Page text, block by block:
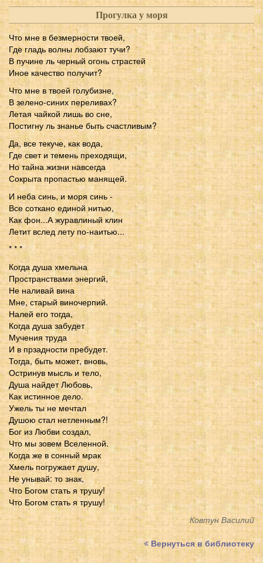
Прогулка у моря
Что мне в безмерности твоей,
Где гладь волны лобзают тучи?
В пучине ль черный огонь страстей
Иное качество получит?
Что мне в твоей голубизне,
В зелено-синих переливах?
Летая чайкой лишь во сне,
Постигну ль знанье быть счастливым?
Да, все текуче, как вода,
Где свет и темень преходящи,
Но тайна жизни навсегда
Сокрыта пропастью манящей.
И неба синь, и моря синь -
Все соткано единой нитью,
Как фон...А журавлиный клин
Летит вслед лету по-наитью...
* * *
Когда душа хмельна
Пространствами энергий,
Не наливай вина
Мне, старый виночерпий.
Налей его тогда,
Когда душа забудет
Мучения труда
И в прзадности пребудет.
Тогда, быть может, вновь,
Остринув мысль и тело,
Душа найдет Любовь,
Как истинное дело.
Ужель ты не мечтал
Душою стал нетленным?!
Бог из Любви создал,
Что мы зовем Вселенной.
Когда же в сонный мрак
Хмель погружает душу,
Не унывай: то знак,
Что Богом стать я трушу!
Что Богом стать я трушу!
Ковтун Василий
Вернуться в библиотеку